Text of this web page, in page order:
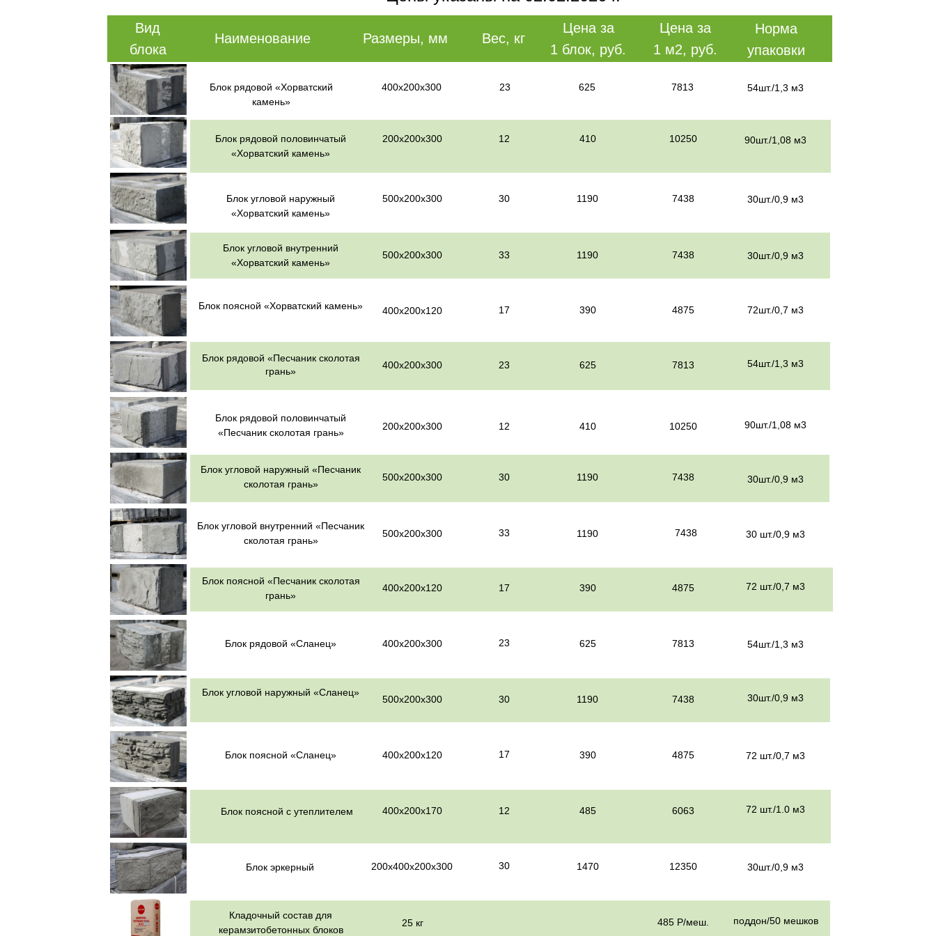
54шт./1,3 м3
Наименование Вес, кг
Цена за
1 блок, руб.
Блок рядовой «Хорватский
камень»
400х200х300 23 625
Блок рядовой половинчатый
«Хорватский камень»
200х200х300 12 410 90шт./1,08 м3
Блок угловой наружный
«Хорватский камень»
500х200х300 30 1190 30шт./0,9 м3
Блок угловой внутренний
«Хорватский камень»
500х200х300 33 1190 30шт./0,9 м3
Блок поясной «Хорватский камень» 400х200х120 17 390 72шт./0,7 м3
Блок рядовой «Песчаник сколотая
грань»
400х200х300 23 625 54шт./1,3 м3
Блок рядовой половинчатый
«Песчаник сколотая грань»
200х200х300 12 410 90шт./1,08 м3
Блок угловой наружный «Песчаник
сколотая грань»
500х200х300 30 1190 30шт./0,9 м3
Блок угловой внутренний «Песчаник
сколотая грань»
500х200х300 33 1190 30 шт./0,9 м3
Блок поясной «Песчаник сколотая
грань»
400х200х120 17 390 72 шт./0,7 м3
Норма
упаковки
Блок рядовой «Сланец» 400х200х300 23 625 54шт./1,3 м3
Блок угловой наружный «Сланец»
500х200х300 30 1190 30шт./0,9 м3
Блок поясной «Сланец» 400х200х120 17 390 72 шт./0,7 м3
Блок поясной с утеплителем 400х200х170 12 485 72 шт./1.0 м3
Блок эркерный 200х400х200х300 30 1470 30шт./0,9 м3
Кладочный состав для
керамзитобетонных блоков
25 кг поддон/50 мешков
Размеры, мм
Вид
блока
Цена за
1 м2, руб.
7813
10250
7438
7438
4875
7813
10250
7438
7438
4875
7813
7438
4875
6063
12350
485 Р/меш.